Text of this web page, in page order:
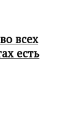
всех
есть